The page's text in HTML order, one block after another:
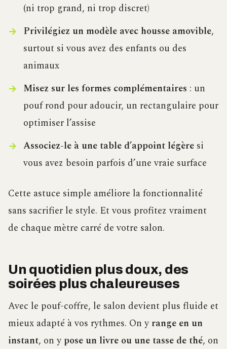
(ni trop grand, ni trop discret)
Privilégiez un modèle avec housse amovible,
surtout si vous avez des enfants ou des
animaux
Misez sur les formes complémentaires : un
pouf rond pour adoucir, un rectangulaire pour
optimiser l’assise
Associez-le à une table d’appoint légèresi
vous avez besoin parfois d’une vraie surface
Cette astuce simple améliore la fonctionnalité
sans sacrifier le style. Et vous profitez vraiment
de chaque mètre carré de votre salon.
Un quotidien plus doux, des
soirées plus chaleureuses
Avec le pouf-coffre, le salon devient plus fluide et
mieux adapté à vos rythmes. On yrange en un
instant, on ypose un livre ou une tasse de thé, on